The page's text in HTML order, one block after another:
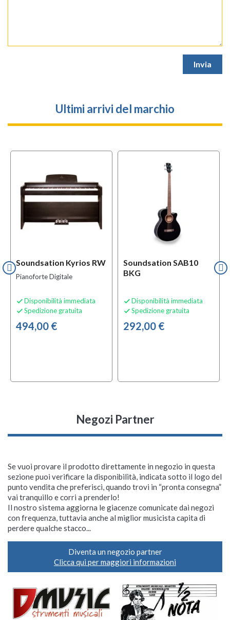
Ultimi arrivi del marchio
Soundsation Kyrios RW
Pianoforte Digitale
 Disponibilità immediata
 Spedizione gratuita
494,00 €
Soundsation SAB10
BKG
 Disponibilità immediata
 Spedizione gratuita
292,00 €
Negozi Partner
Se vuoi provare il prodotto direttamente in negozio in questa
sezione puoi verificare la disponibilità, indicata sotto il logo del
punto vendita che preferisci, quando trovi in “pronta consegna”
vai tranquillo e corri a prenderlo!
Il nostro sistema aggiorna le giacenze comunicate dai negozi
con frequenza, tuttavia anche al miglior musicista capita di
perdere qualche stacco...
Diventa un negozio partner
Clicca qui per maggiori informazioni